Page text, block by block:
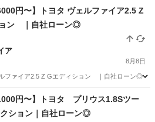
円〜】トヨタ ヴェルファイア2.5 Z
ン ｜自社ローン◎
ア
8月8日
ファイア2.5 Z Gエディション ｜自社ローン◎｜
ヴェルファイア
円〜】トヨタ プリウス1.8Sツー
クション｜自社ローン◎